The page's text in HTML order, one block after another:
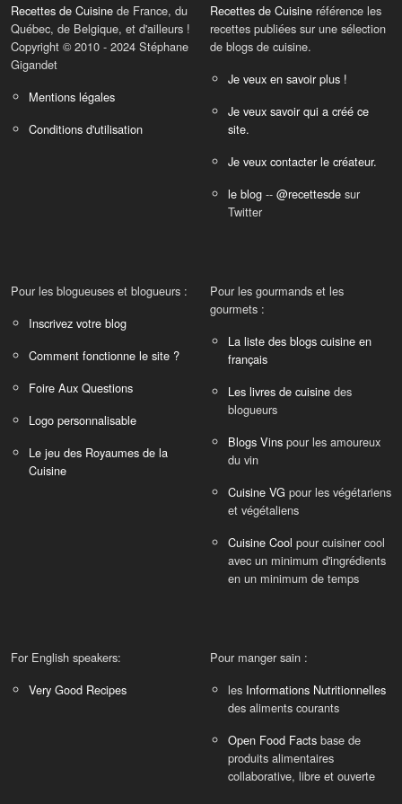
Recettes de Cuisine de France, du
Québec, de Belgique, et d'ailleurs !
Copyright © 2010 - 2024 Stéphane
Gigandet
Mentions légales
Conditions d'utilisation
Recettes de Cuisine référence les
recettes publiées sur une sélection
de blogs de cuisine.
Je veux en savoir plus !
Je veux savoir qui a créé ce
site.
Je veux contacter le créateur.
le blog -- @recettesde sur
Twitter
Pour les blogueuses et blogueurs :
Inscrivez votre blog
Comment fonctionne le site ?
Foire Aux Questions
Logo personnalisable
Le jeu des Royaumes de la
Cuisine
Pour les gourmands et les
gourmets :
La liste des blogs cuisine en
français
Les livres de cuisine des
blogueurs
Blogs Vins pour les amoureux
du vin
Cuisine VG pour les végétariens
et végétaliens
Cuisine Cool pour cuisiner cool
avec un minimum d'ingrédients
en un minimum de temps
For English speakers:
Very Good Recipes
Pour manger sain :
les Informations Nutritionnelles
des aliments courants
Open Food Facts base de
produits alimentaires
collaborative, libre et ouverte